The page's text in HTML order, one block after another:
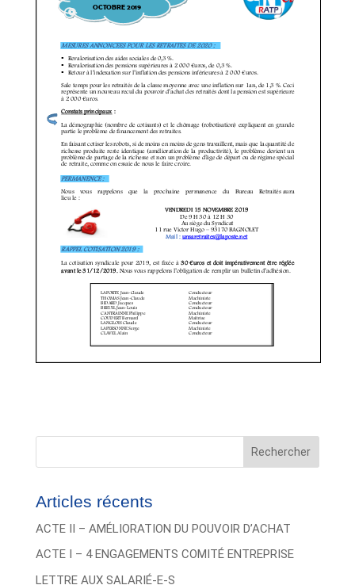
Rechercher
Articles récents
ACTE II – AMÉLIORATION DU POUVOIR D’ACHAT
ACTE I – 4 ENGAGEMENTS COMITÉ ENTREPRISE
LETTRE AUX SALARIÉ-E-S